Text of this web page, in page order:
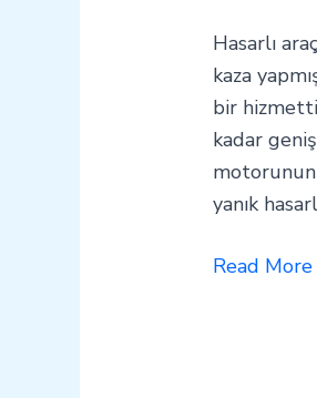
Hasarlı
kaza
bir
kadar
yanık
Read More